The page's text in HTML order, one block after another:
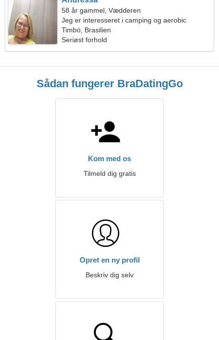
58 år gammel, Vædderen
Jeg er interesseret i camping og aerobic
Timbó, Brasilien
Seriøst forhold
Sådan fungerer BraDatingGo
Kom med os
Tilmeld dig gratis
Opret en ny profil
Beskriv dig selv